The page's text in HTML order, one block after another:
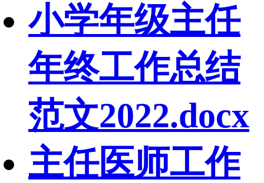
小学年级主任
年终工作总结
范文2022.docx
主任医师工作